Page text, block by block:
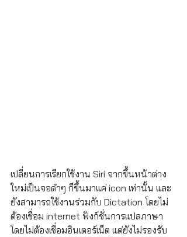
เปลี่ยนการเรียกใช้งาน Siri จากขึ้นหน้าต่าง
ใหม่เป็นจอดำๆ ก็ขึ้นมาแค่ icon เท่านั้น และ
ยังสามารถใช้งานร่วมกับ Dictation โดยไม่
ต้องเชื่อม internet ฟังก์ชั่นการแปลภาษา
โดยไม่ต้องเชื่อมอินเตอร์เน็ต แต่ยังไม่รองรับ